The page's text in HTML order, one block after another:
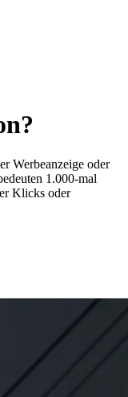
Werbeanzeige oder
1.000-mal
Klicks oder